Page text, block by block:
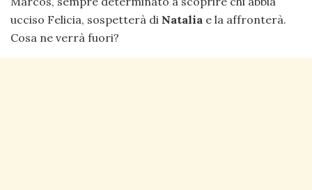
ucciso Felicia, sospetterà di Natalia e la affronterà.
Cosa ne verrà fuori?